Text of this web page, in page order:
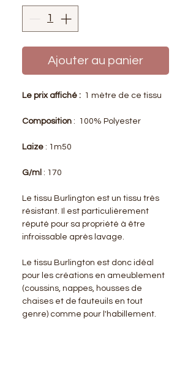
Ajouter au panier
Le prix affiché : 1 mètre de ce tissu
Composition : 100% Polyester
Laize : 1m50
G/ml : 170
Le tissu Burlington est un tissu très
résistant. Il est particulièrement
réputé pour sa propriété à être
infroissable après lavage.
Le tissu Burlington est donc idéal
pour les créations en ameublement
(coussins, nappes, housses de
chaises et de fauteuils en tout
genre) comme pour l'habillement.